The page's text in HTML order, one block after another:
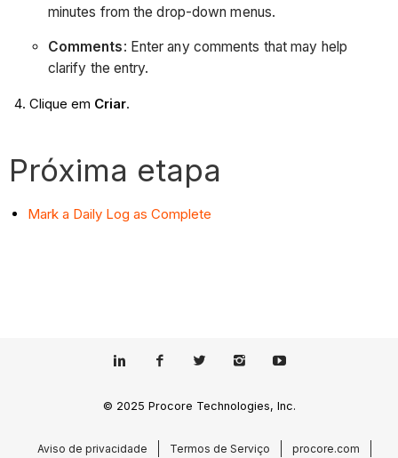
minutes from the drop-down menus.
Comments: Enter any comments that may help
clarify the entry.
Clique em Criar.
Próxima etapa
Mark a Daily Log as Complete
© 2025 Procore Technologies, Inc.
Aviso de privacidade Termos de Serviço procore.com